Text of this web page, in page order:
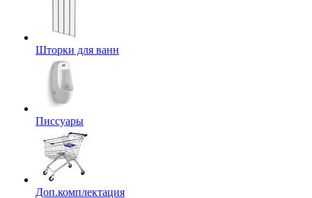
Шторки для ванн
Писсуары
Доп.комплектация